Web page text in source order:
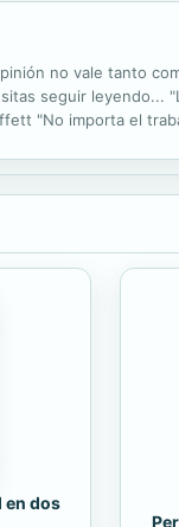
no vale tanto
seguir leyendo...
"No importa el
en dos